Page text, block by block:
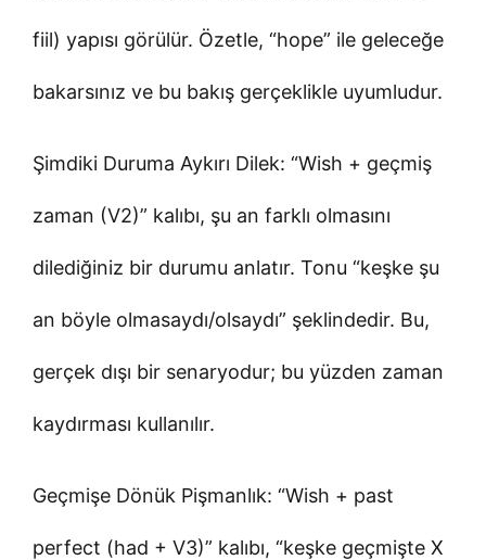
fiil) yapısı görülür. Özetle, “hope” ile geleceğe
bakarsınız ve bu bakış gerçeklikle uyumludur.
Şimdiki Duruma Aykırı Dilek: “Wish + geçmiş
zaman (V2)” kalıbı, şu an farklı olmasını
dilediğiniz bir durumu anlatır. Tonu “keşke şu
an böyle olmasaydı/olsaydı” şeklindedir. Bu,
gerçek dışı bir senaryodur; bu yüzden zaman
kaydırması kullanılır.
Geçmişe Dönük Pişmanlık: “Wish + past
perfect (had + V3)” kalıbı, “keşke geçmişte X